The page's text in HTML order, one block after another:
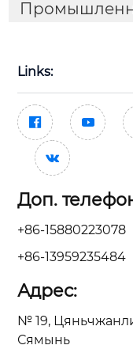
Links:
 

Доп.
+86-15880223078
+86-13959235484
Адрес:
№ 19,
Сямынь